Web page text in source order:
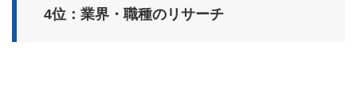
4位：業界・職種のリサーチ